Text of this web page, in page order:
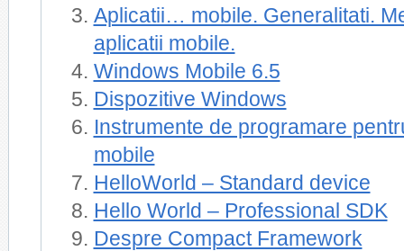
Aplicatii… mobile. Generalitati.
aplicatii mobile.
Windows Mobile 6.5
Dispozitive Windows
Instrumente de programare
mobile
HelloWorld – Standard device
Hello World – Professional SDK
Despre Compact Framework